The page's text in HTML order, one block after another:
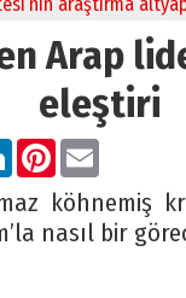
Arap
eleştiri
LinkedIn
Pinterest
Email
köhnemiş
nasıl bir